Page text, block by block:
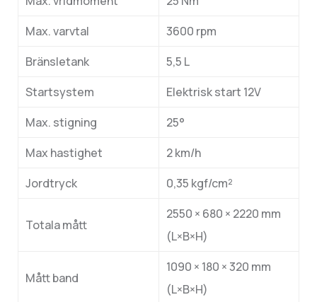
Max. varvtal
3600 rpm
Bränsletank
5,5 L
Startsystem
Elektrisk start 12V
Max. stigning
25°
Max hastighet
2 km/h
Jordtryck
0,35 kgf/cm²
Totala mått
2550 × 680 × 2220 mm
(L×B×H)
Mått band
1090 × 180 × 320 mm
(L×B×H)